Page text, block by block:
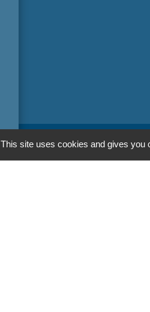
This site uses cookies and gives you